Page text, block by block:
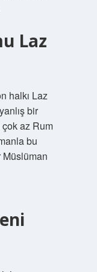
Laz
halkı Laz
bir
çok az Rum
bu